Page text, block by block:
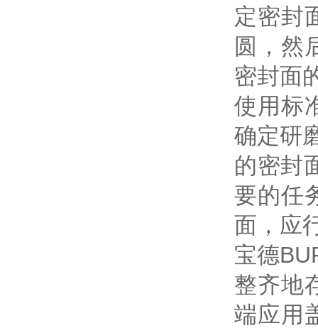
定密封
圆，然
密封面
使用标
确定研
的密封
要的任
面，应
宝德
整齐地
端应用